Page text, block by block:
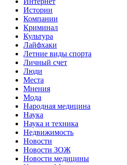
Истории
Компании
Криминал
Культура
Лайфхаки
Летние виды спорта
Личный счет
Люди
Места
Мнения
Мода
Народная медицина
Наука
Наука и техника
Недвижимость
Новости
Новости ЗОЖ
Новости медицины